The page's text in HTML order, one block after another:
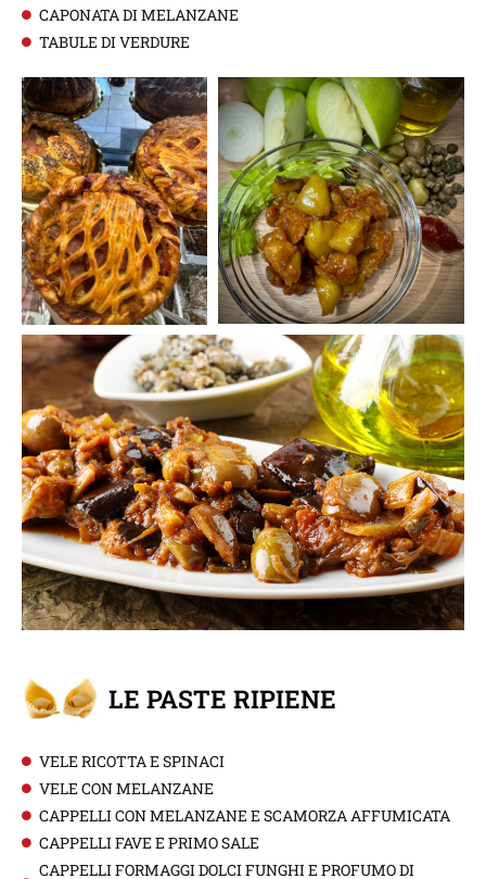
CAPONATA DI MELANZANE
TABULE DI VERDURE
LE PASTE RIPIENE
VELE RICOTTA E SPINACI
VELE CON MELANZANE
CAPPELLI CON MELANZANE E SCAMORZA AFFUMICATA
CAPPELLI FAVE E PRIMO SALE
CAPPELLI FORMAGGI DOLCI FUNGHI E PROFUMO DI